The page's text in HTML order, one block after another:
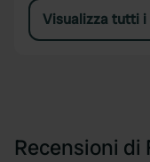
Visualizza tutti i
Recensioni di